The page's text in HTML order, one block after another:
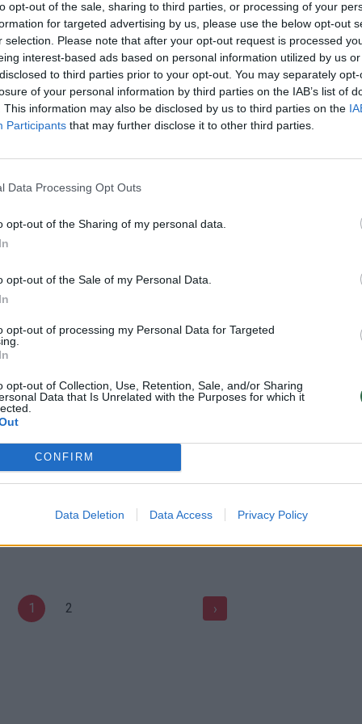
opt-out of the sale, sharing to third parties, or processing of your
for targeted advertising by us, please use the below opt-out
selection. Please note that after your opt-out request is processed
interest-based ads based on personal information utilized by us
to third parties prior to your opt-out. You may separately
of your personal information by third parties on the IAB’s list of
This information may also be disclosed by us to third parties on the
Participants that may further disclose it to other third parties.
Data Processing Opt Outs
opt-out of the Sharing of my personal data.
opt-out of the Sale of my Personal Data.
opt-out of processing my Personal Data for Targeted
opt-out of Collection, Use, Retention, Sale, and/or Sharing
Data that Is Unrelated with the Purposes for which it
CONFIRM
Data Deletion Data Access Privacy Policy
spūstys
automobiliai
Žinios Lietuvos diena
00:00:40
smarkus sniegas
avariją: susidūrė 53
Slidžios Kauno gatvės tapo
iššūkiu vairuotojams: pasipylė
00:00:46
sukėlė 158
avariją: nufilmavo
Užfiksuoti vaizdai iš tragiškos
įvykio vietos: užfiksavo
Vilniaus vakariniame
Užfiksavo, kas vyksta kelyje
Žinios | Lietuvos diena
Teksase: greitkelyje
nei 130
yra žuvusių
avarija
Žinios Auto
1 2 ›